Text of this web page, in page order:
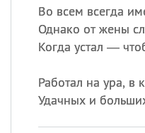
Во всем всегда
Однако от жены
Когда устал —
Работал на ура, в
Удачных и